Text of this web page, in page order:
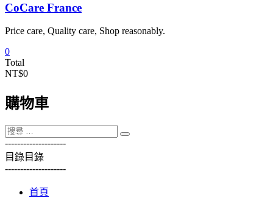
CoCare France
Price care, Quality care, Shop reasonably.
0
Total
NT$0
購物車
--------------------
目錄目錄
--------------------
首頁